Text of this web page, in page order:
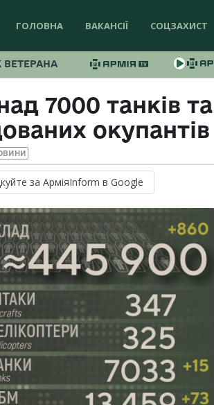
ГОЛОВНА ВАКАНСІЇ СОЦЗАХИСТ
ВЕТЕРАНА
7000 танків та
окупантів
за АрміяInform в Google